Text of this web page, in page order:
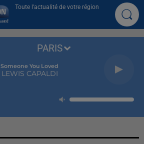
Toute l'actualité de votre région
Someone You Loved
LEWIS CAPALDI
PARIS